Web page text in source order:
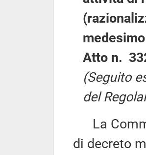
Atto n.
(Seguito
del
La
di decreto